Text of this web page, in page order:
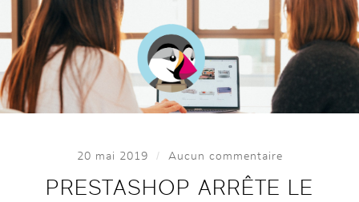
20 mai 2019 / Aucun commentaire
PRESTASHOP ARRÊTE LE